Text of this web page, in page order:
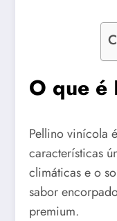
O que é
Pellino vinícola
características
climáticas e o
sabor
premium.